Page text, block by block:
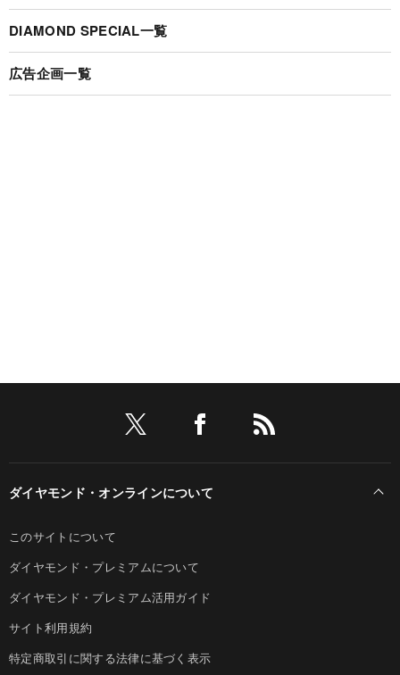
DIAMOND SPECIAL一覧
広告企画一覧
ダイヤモンド・オンラインについて
このサイトについて
ダイヤモンド・プレミアムについて
ダイヤモンド・プレミアム活用ガイド
サイト利用規約
特定商取引に関する法律に基づく表示